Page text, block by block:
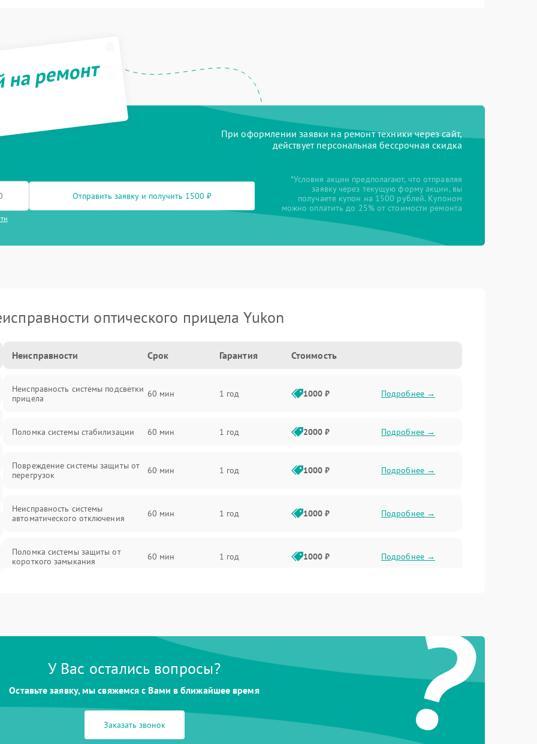
ремонт
При оформлении заявки на ремонт техники через сайт,
действует персональная бессрочная скидка
Отправить заявку и получить 1500 ₽
*Условия акции предполагают, что отправляя
заявку через текущую форму акции, вы
получаете купон на 1500 рублей. Купоном
можно оплатить до 25% от стоимости ремонта
оптического прицела Yukon
Неисправности Срок Гарантия Стоимость
Неисправность системы подсветки
прицела
60 мин 1 год 1000 ₽ Подробнее →
Поломка системы стабилизации 60 мин 1 год 2000 ₽ Подробнее →
Повреждение системы защиты от
перегрузок
60 мин 1 год 1000 ₽ Подробнее →
Неисправность системы
автоматического отключения
60 мин 1 год 1000 ₽ Подробнее →
Поломка системы защиты от
короткого замыкания
60 мин 1 год 1000 ₽ Подробнее →
Неисправность системы защиты от
60 мин Подробнее →
замыкания
60 мин Подробнее →
Неисправность системы защиты от 60 мин 1000 ₽ Подробнее →
?
У Вас остались вопросы?
Оставьте заявку, мы свяжемся с Вами в ближайшее время
Заказать звонок